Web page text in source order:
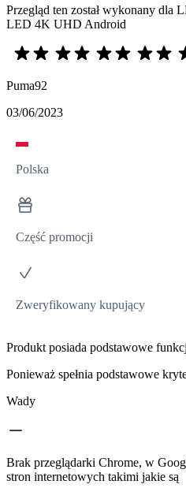
Przegląd ten został wykonany dla
LED 4K UHD Android
Puma92
03/06/2023
Polska
Część promocji
Zweryfikowany kupujący
Produkt posiada podstawowe
Ponieważ spełnia podstawowe
Wady
Brak przeglądarki Chrome, w
stron internetowych takimi jakie są